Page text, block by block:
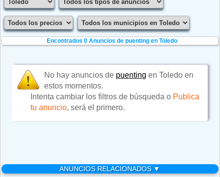
Encontrados 0Anuncios de puenting en Toledo
No hay anuncios de puenting en Toledo en
estos momentos.
Intenta cambiar los filtros de búsqueda o Publica
tu anuncio, será el primero.
ANUNCIOS RELACIONADOS ▼